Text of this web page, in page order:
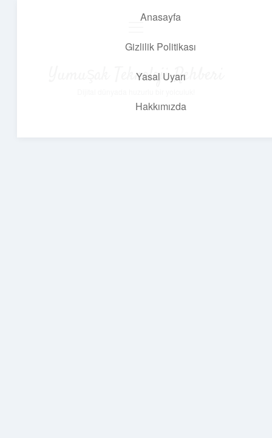
Anasayfa
Gizlilik Politikası
Yasal Uyarı
Hakkımızda
Yumuşak Teknoloji Rehberi